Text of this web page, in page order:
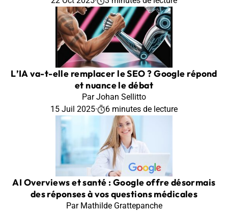
L’IA va-t-elle remplacer le SEO ? Google répond
et nuance le débat
Par Johan Sellitto
15 Juil 2025· 6 minutes de lecture
AI Overviews et santé : Google offre désormais
des réponses à vos questions médicales
Par Mathilde Grattepanche